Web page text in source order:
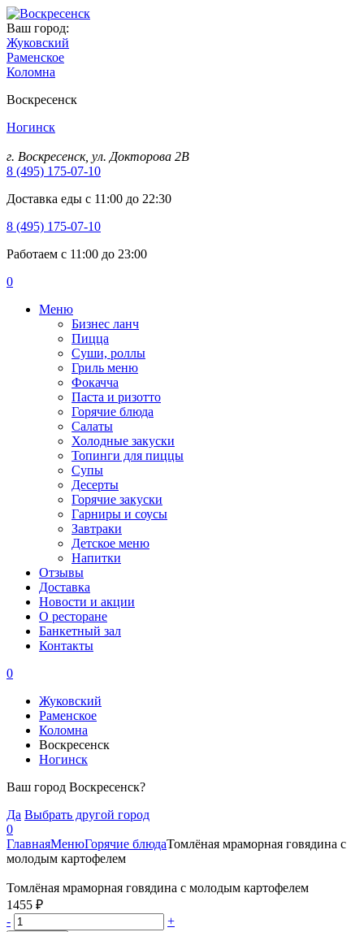
Ваш город:
Жуковский
Раменское
Коломна
Воскресенск
Ногинск
г. Воскресенск, ул. Докторова 2B
8 (495) 175-07-10
Доставка еды с 11:00 до 22:30
8 (495) 175-07-10
Работаем с 11:00 до 23:00
0
Меню
Бизнес ланч
Пицца
Суши, роллы
Гриль меню
Фокачча
Паста и ризотто
Горячие блюда
Салаты
Холодные закуски
Топинги для пиццы
Супы
Десерты
Горячие закуски
Гарниры и соусы
Завтраки
Детское меню
Напитки
Отзывы
Доставка
Новости и акции
О ресторане
Банкетный зал
Контакты
0
Жуковский
Раменское
Коломна
Воскресенск
Ногинск
Ваш город Воскресенск?
Да Выбрать другой город
0
ГлавнаяМенюГорячие блюдаТомлёная мраморная говядина с
молодым картофелем
Томлёная мраморная говядина с молодым картофелем
1455 ₽
-
+